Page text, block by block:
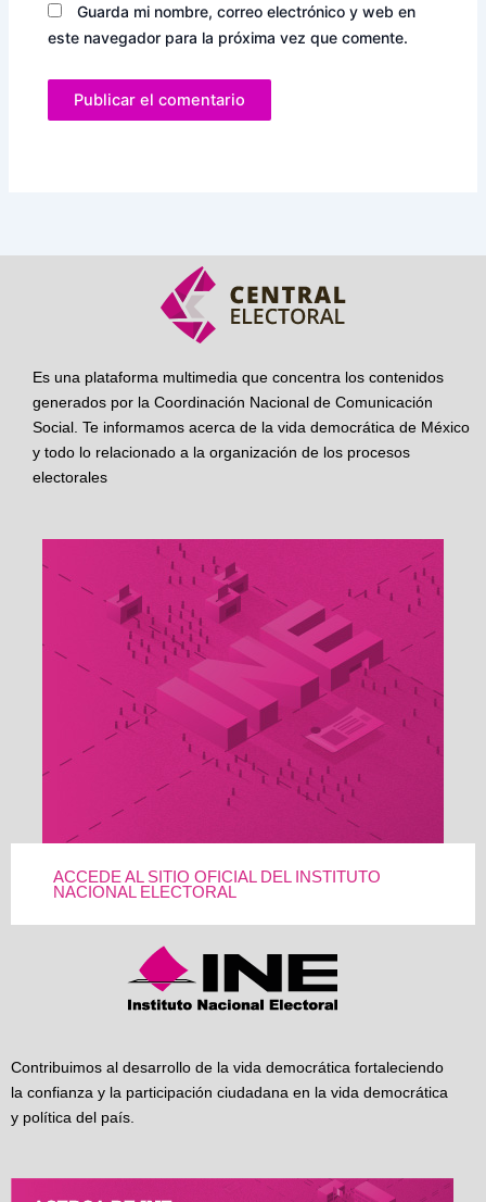
Guarda mi nombre, correo electrónico y web en
este navegador para la próxima vez que comente.
Es una plataforma multimedia que concentra los contenidos
generados por la Coordinación Nacional de Comunicación
Social. Te informamos acerca de la vida democrática de México
y todo lo relacionado a la organización de los procesos
electorales
ACCEDE AL SITIO OFICIAL DEL INSTITUTO
NACIONAL ELECTORAL
Contribuimos al desarrollo de la vida democrática fortaleciendo
la confianza y la participación ciudadana en la vida democrática
y política del país.